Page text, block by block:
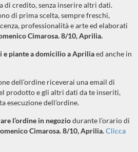
di credito, senza inserire altri dati.
di prima scelta, sempre freschi,
professionalità e arte ed elaborati
Cimarosa. 8/10, Aprilia.
e piante a domicilio a Apriliaed anche in
dell’ordine riceverai una email di
prodotto e gli altri dati da te inseriti,
esecuzione dell’ordine.
l’ordine in negoziodurante l’orario di
Cimarosa. 8/10, Aprilia.Clicca